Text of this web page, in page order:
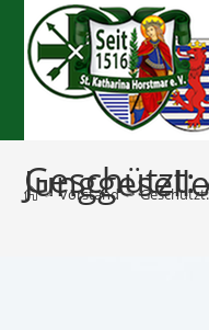
Inhalt
springen
> Vorstand >